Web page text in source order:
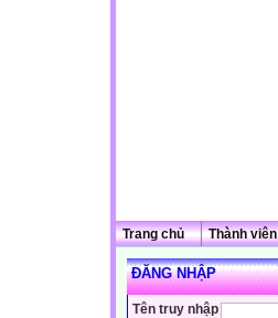
Trang chủ Thành viên
ĐĂNG NHẬP
Tên truy nhập